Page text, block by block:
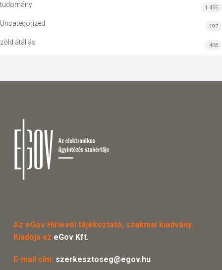
tudomány 1 455
Uncategorized 197
zöld átállás 406
Az eGov Hírlevél tájékoztató, szakmai kiadvány.
Kiadója az eGov Kft.
E-mail cím: szerkesztoseg@egov.hu